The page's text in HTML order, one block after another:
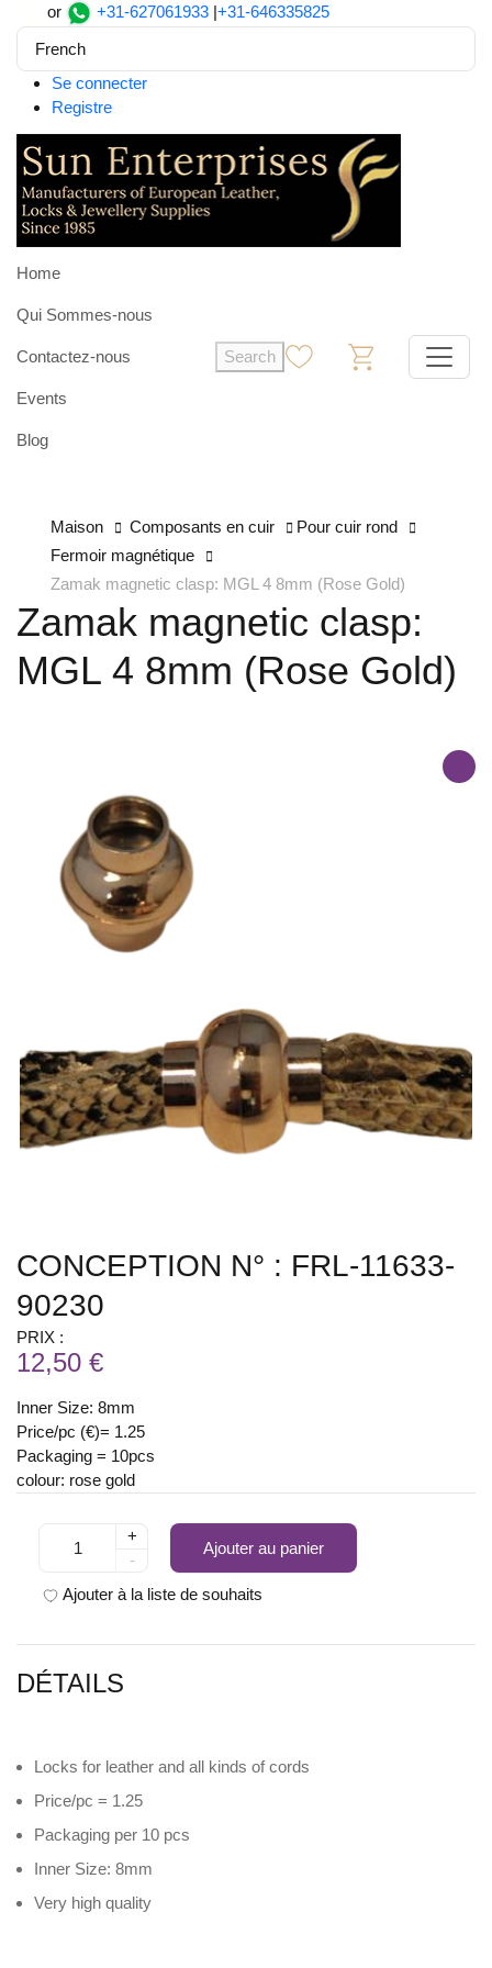
or +31-627061933 |+31-646335825
French
Se connecter
Registre
Home
Qui Sommes-nous
Contactez-nous
Events
Blog
Search
Maison Composants en cuir
Pour cuir rond
Fermoir magnétique
Zamak magnetic clasp: MGL 4 8mm (Rose Gold)
Zamak magnetic clasp:
MGL 4 8mm (Rose Gold)
CONCEPTION N° : FRL-11633-
90230
PRIX :
12,50 €
Inner Size: 8mm
Price/pc (€)= 1.25
Packaging = 10pcs
colour: rose gold
+
-
Ajouter au panier
Ajouter à la liste de souhaits
DÉTAILS
Locks for leather and all kinds of cords
Price/pc = 1.25
Packaging per 10 pcs
Inner Size: 8mm
Very high quality